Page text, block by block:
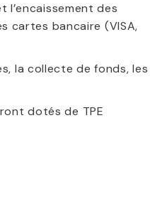
l’encaissement des
cartes bancaire (VISA,
la collecte de fonds, les
dotés de TPE